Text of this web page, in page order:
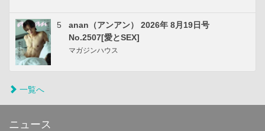
5
anan（アンアン） 2026年 8月19日号
No.2507[愛とSEX]
マガジンハウス
一覧へ
ニュース